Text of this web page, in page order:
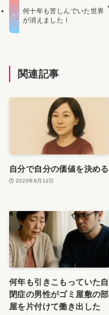
何十年も苦しんでいた世界
が消えました！
関連記事
自分で自分の価値を決める
2023年8月12日
何年も引きこもっていた自
閉症の男性がゴミ屋敷の部
屋を片付けて働き出した